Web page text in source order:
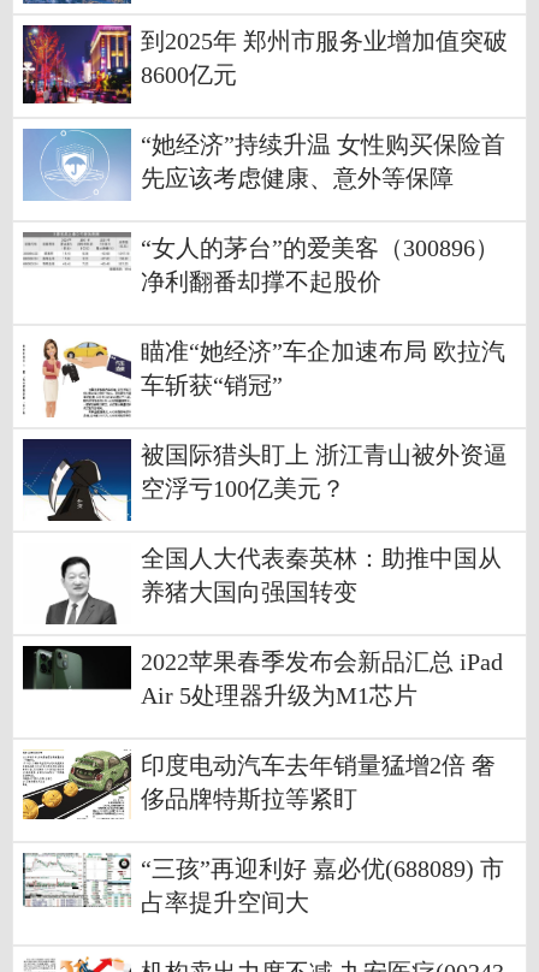
到2025年 郑州市服务业增加值突破
8600亿元
“她经济”持续升温 女性购买保险首
先应该考虑健康、意外等保障
“女人的茅台”的爱美客（300896）
净利翻番却撑不起股价
瞄准“她经济”车企加速布局 欧拉汽
车斩获“销冠”
被国际猎头盯上 浙江青山被外资逼
空浮亏100亿美元？
全国人大代表秦英林：助推中国从
养猪大国向强国转变
2022苹果春季发布会新品汇总 iPad
Air 5处理器升级为M1芯片
印度电动汽车去年销量猛增2倍 奢
侈品牌特斯拉等紧盯
“三孩”再迎利好 嘉必优(688089) 市
占率提升空间大